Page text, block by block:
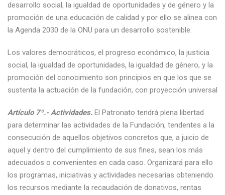
desarrollo social, la igualdad de oportunidades y de género y la
promoción de una educación de calidad y por ello se alinea con
la Agenda 2030 de la ONU para un desarrollo sostenible.
Los valores democráticos, el progreso económico, la justicia
social, la igualdad de oportunidades, la igualdad de género, y la
promoción del conocimiento son principios en que los que se
sustenta la actuación de la fundación, con proyección universal
Artículo 7º.- Actividades. El Patronato tendrá plena libertad
para determinar las actividades de la Fundación, tendentes a la
consecución de aquellos objetivos concretos que, a juicio de
aquel y dentro del cumplimiento de sus fines, sean los más
adecuados o convenientes en cada caso. Organizará para ello
los programas, iniciativas y actividades necesarias obteniendo
los recursos mediante la recaudación de donativos, rentas